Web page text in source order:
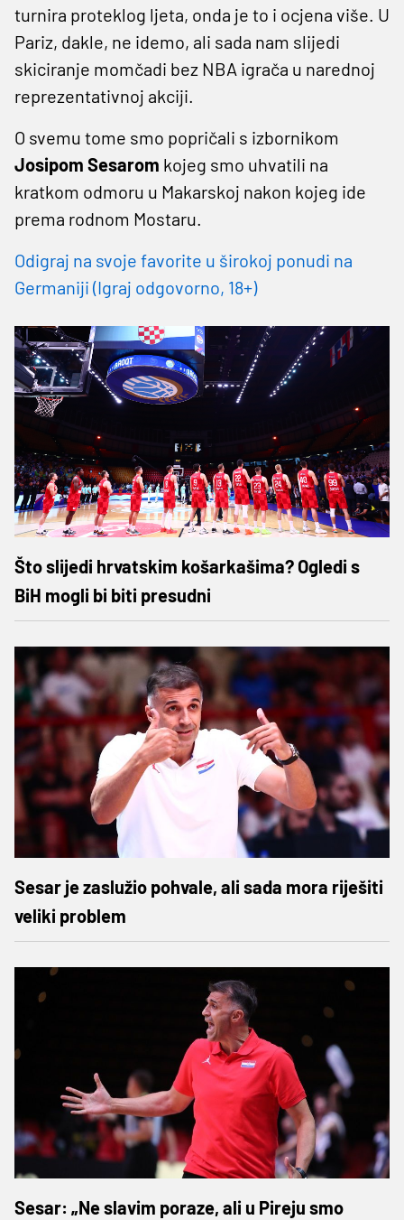
turnira proteklog ljeta, onda je to i ocjena više. U
Pariz, dakle, ne idemo, ali sada nam slijedi
skiciranje momčadi bez NBA igrača u narednoj
reprezentativnoj akciji.
O svemu tome smo popričali s izbornikom
Josipom Sesarom kojeg smo uhvatili na
kratkom odmoru u Makarskoj nakon kojeg ide
prema rodnom Mostaru.
Odigraj na svoje favorite u širokoj ponudi na
Germaniji (Igraj odgovorno, 18+)
Što slijedi hrvatskim košarkašima? Ogledi s
BiH mogli bi biti presudni
Sesar je zaslužio pohvale, ali sada mora riješiti
veliki problem
Sesar: „Ne slavim poraze, ali u Pireju smo